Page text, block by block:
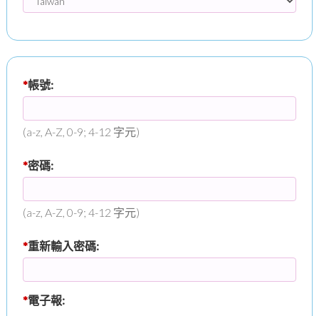
*帳號:
(a-z, A-Z, 0-9; 4-12 字元)
*密碼:
(a-z, A-Z, 0-9; 4-12 字元)
*重新輸入密碼:
*電子報: